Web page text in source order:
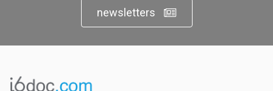
newsletters